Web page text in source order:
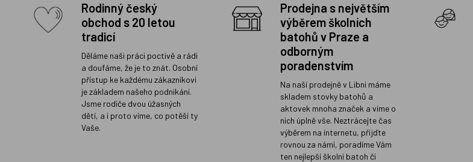
Rodinný český
obchod s 20 letou
tradicí
Děláme naši práci poctivě a rádi
a doufáme, že je to znát. Osobní
přístup ke každému zákazníkovi
je základem našeho podnikání.
Jsme rodiče dvou úžasných
dětí, a i proto víme, co potěší ty
Vaše.
Prodejna s největším
výběrem školních
batohů v Praze a
odborným
poradenstvím
Na naší prodejně v Libni máme
skladem stovky batohů a
aktovek mnoha značek a víme o
nich úplně vše. Neztrácejte čas
výběrem na internetu, přijďte
rovnou za námi, poradíme Vám
ten nejlepší školní batoh či